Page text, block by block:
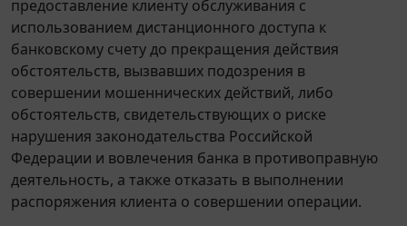
предоставление клиенту обслуживания с
использованием дистанционного доступа к
банковскому счету до прекращения действия
обстоятельств, вызвавших подозрения в
совершении мошеннических действий, либо
обстоятельств, свидетельствующих о риске
нарушения законодательства Российской
Федерации и вовлечения банка в противоправную
деятельность, а также отказать в выполнении
распоряжения клиента о совершении операции.